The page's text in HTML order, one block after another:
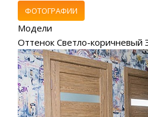
ФОТОГРАФИИ
Модели
Оттенок Светло-коричневый